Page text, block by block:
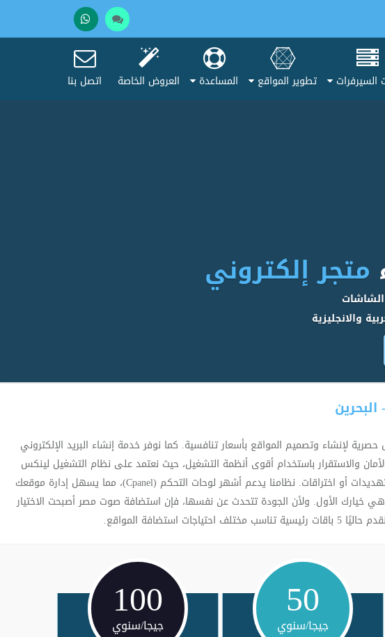
تحدث
مع
السيرفرات تطوير المواقع المساعدة العروض الخاصة اتصل بنا
متجر إلكتروني
والانجليزية
لإنشاء وتصميم المواقع بأسعار تنافسية. كما نوفر خدمة إنشاء البريد الإلكتروني
والاستقرار باستخدام أقوى أنظمة التشغيل، حيث نعتمد على نظام التشغيل لينكس
الذي يوفر بنية تحتية متينة ويتيح أفضل مستويات الأمان. بالإضافة إلى ذلك، نحن نوفر برامج حماية متقدمة لحماية موقعك من أي تهديدات أو اختراقات. نظامنا يدعم أشهر لوحات التحكم (Cpanel)، مما يسهل إدارة موقعك
خيارك الأول. ولأن الجودة تتحدث عن نفسها، فإن استضافة صوت مصر أصبحت الاختيار
المواقع.
50
جيجا/سنوي 100
جيجا/سنوي